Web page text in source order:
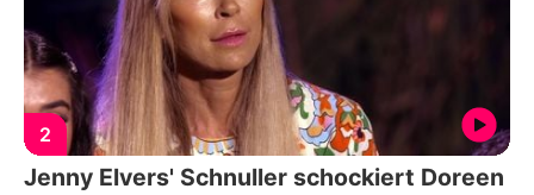
2
Jenny Elvers' Schnuller schockiert Doreen